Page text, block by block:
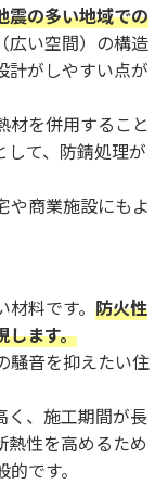
震の多い地域での
広い空間）の構造
計がしやすい点が
材を併用すること
して、防錆処理が
や商業施設にもよ
料です。 防火性
します。
騒音を抑えたい住
く、施工期間が長
熱性を高めるため
です。